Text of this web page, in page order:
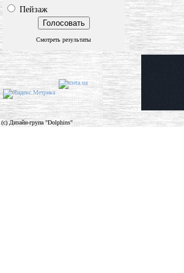
Пейзаж
Смотреть результаты
(c) Дизайн-група "Dolphins"